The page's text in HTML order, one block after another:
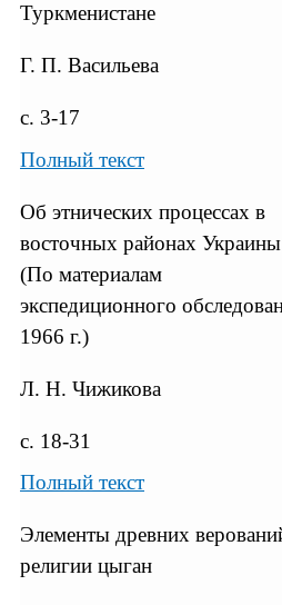
Туркменистане
Г. П. Васильева
с. 3-17
Полный текст
Об этнических процессах в
восточных районах Украины
(По материалам
экспедиционного
1966 г.)
Л. Н. Чижикова
с. 18-31
Полный текст
Элементы древних
религии цыган